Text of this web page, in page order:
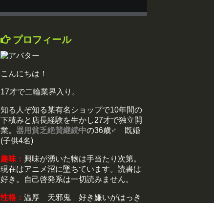
プロフィール
こんにちは！
17才で二輪業界入り。
知る人ぞ知る某有名ショップで10年間の
下積みと店長経験を生かし27才で独立開
業。 器用貧乏絶賛継続中の36歳♂ 既婚
(子供4名)
趣味： 興味が湧いた物は手当たり次第。
現在はアニメ沼に墜ちています。読書は
好き。自己啓発系は一切読みません。
性格： 温厚 天邪鬼 好き嫌いがはっき